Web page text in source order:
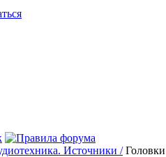
Источники /